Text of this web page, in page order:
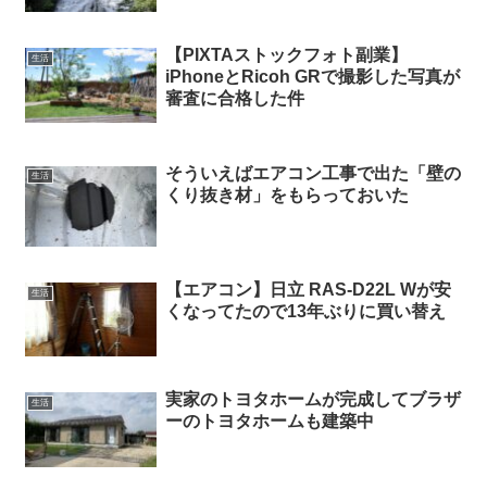
生活
【PIXTAストックフォト副業】
iPhoneとRicoh GRで撮影した写真が
審査に合格した件
生活
そういえばエアコン工事で出た「壁の
くり抜き材」をもらっておいた
生活
【エアコン】日立 RAS-D22L Wが安
くなってたので13年ぶりに買い替え
生活
実家のトヨタホームが完成してブラザ
ーのトヨタホームも建築中